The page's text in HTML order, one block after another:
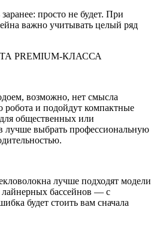
просто не будет. При
важно учитывать целый ряд
возможно, нет смысла
робота и подойдут компактные
общественных или
лучше выбрать профессиональную
лучше подходят модели
бассейнов — с
будет стоить вам сначала